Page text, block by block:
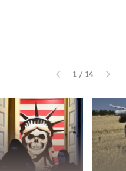
1 / 14